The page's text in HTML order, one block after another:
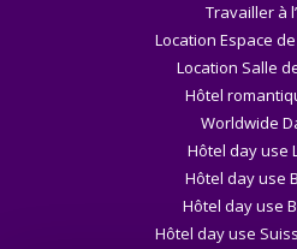
Travailler à
Location Espace
Location Salle
Hôtel
Worldwide
Hôtel day use
Hôtel day use
Hôtel day use
Hôtel day use